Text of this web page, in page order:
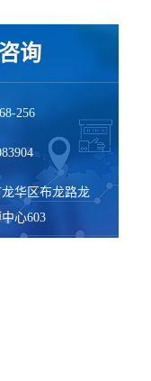
询
256
华区布龙路龙
心603